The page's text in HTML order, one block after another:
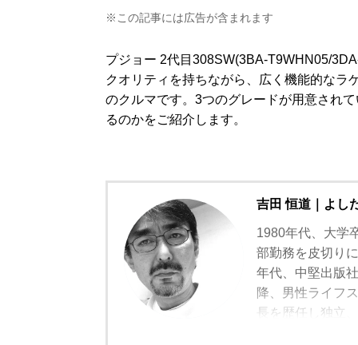
※この記事には広告が含まれます
プジョー 2代目308SW(3BA-T9WHN05/
クオリティを持ちながら、広く機能的なラ
のクルマです。3つのグレードが用意され
るのかをご紹介します。
吉田 恒道｜よし
1980年代、大学
部勤務を皮切り
年代、中堅出版
降、男性ライフ
長を歴任し独立
モルトの愉しみ